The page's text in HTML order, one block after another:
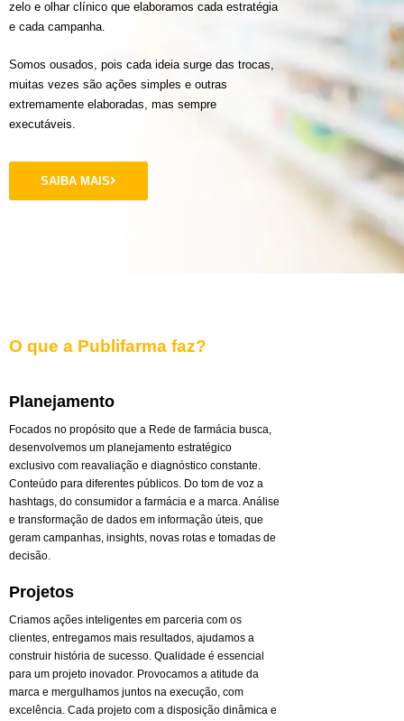
zelo e olhar clínico que elaboramos cada estratégia
e cada campanha.
Somos ousados, pois cada ideia surge das trocas,
muitas vezes são ações simples e outras
extremamente elaboradas, mas sempre
executáveis.
SAIBA MAIS
O que a Publifarma faz?
Planejamento
Focados no propósito que a Rede de farmácia busca,
desenvolvemos um planejamento estratégico
exclusivo com reavaliação e diagnóstico constante.
Conteúdo para diferentes públicos. Do tom de voz a
hashtags, do consumidor a farmácia e a marca. Análise
e transformação de dados em informação úteis, que
geram campanhas, insights, novas rotas e tomadas de
decisão.
Projetos
Criamos ações inteligentes em parceria com os
clientes, entregamos mais resultados, ajudamos a
construir história de sucesso. Qualidade é essencial
para um projeto inovador. Provocamos a atitude da
marca e mergulhamos juntos na execução, com
excelência. Cada projeto com a disposição dinâmica e